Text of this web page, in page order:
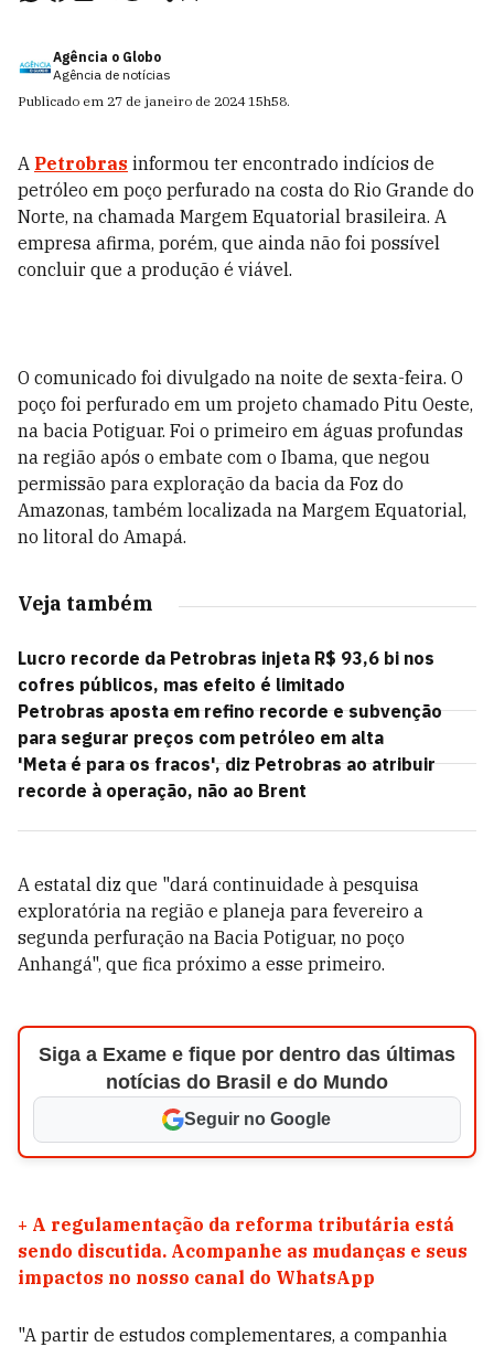
Agência o Globo
Agência de notícias
Publicado em 27 de janeiro de 2024 15h58.
A Petrobras informou ter encontrado indícios de
petróleo em poço perfurado na costa do Rio Grande do
Norte, na chamada Margem Equatorial brasileira. A
empresa afirma, porém, que ainda não foi possível
concluir que a produção é viável.
O comunicado foi divulgado na noite de sexta-feira. O
poço foi perfurado em um projeto chamado Pitu Oeste,
na bacia Potiguar. Foi o primeiro em águas profundas
na região após o embate com o Ibama, que negou
permissão para exploração da bacia da Foz do
Amazonas, também localizada na Margem Equatorial,
no litoral do Amapá.
Veja também
Lucro recorde da Petrobras injeta R$ 93,6 bi nos
cofres públicos, mas efeito é limitado
Petrobras aposta em refino recorde e subvenção
para segurar preços com petróleo em alta
'Meta é para os fracos', diz Petrobras ao atribuir
recorde à operação, não ao Brent
A estatal diz que "dará continuidade à pesquisa
exploratória na região e planeja para fevereiro a
segunda perfuração na Bacia Potiguar, no poço
Anhangá", que fica próximo a esse primeiro.
Siga a Exame e fique por dentro das últimas
notícias do Brasil e do Mundo
Seguir no Google
+ A regulamentação da reforma tributária está
sendo discutida. Acompanhe as mudanças e seus
impactos no nosso canal do WhatsApp
"A partir de estudos complementares, a companhia